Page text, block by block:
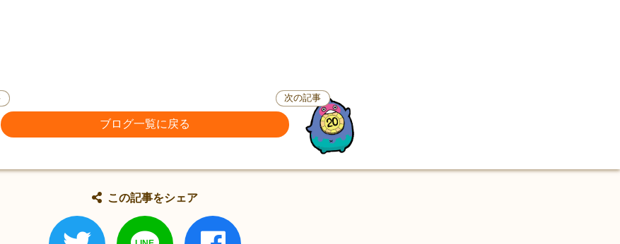
ブログ一覧に戻る
次の記事
この記事をシェア